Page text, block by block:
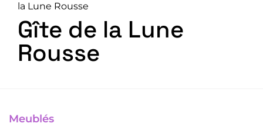
la Lune Rousse
Gîte de la Lune
Rousse
Meublés